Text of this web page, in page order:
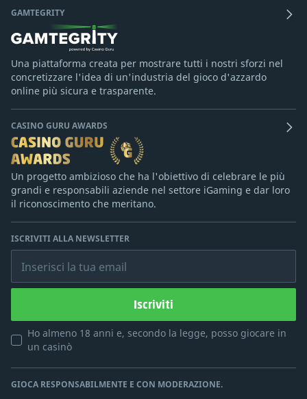
GAMTEGRITY
Una piattaforma creata per mostrare tutti i nostri sforzi nel
concretizzare l'idea di un'industria del gioco d'azzardo
online più sicura e trasparente.
CASINO GURU AWARDS
Un progetto ambizioso che ha l'obiettivo di celebrare le più
grandi e responsabili aziende nel settore iGaming e dar loro
il riconoscimento che meritano.
ISCRIVITI ALLA NEWSLETTER
Inserisci la tua email
Iscriviti
Ho almeno 18 anni e, secondo la legge, posso giocare in
un casinò
GIOCA RESPONSABILMENTE E CON MODERAZIONE.